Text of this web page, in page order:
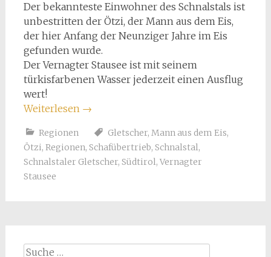
Der bekannteste Einwohner des Schnalstals ist
unbestritten der Ötzi, der Mann aus dem Eis,
der hier Anfang der Neunziger Jahre im Eis
gefunden wurde.
Der Vernagter Stausee ist mit seinem
türkisfarbenen Wasser jederzeit einen Ausflug
wert!
Weiterlesen →
Regionen Gletscher, Mann aus dem Eis,
Ötzi, Regionen, Schafübertrieb, Schnalstal,
Schnalstaler Gletscher, Südtirol, Vernagter
Stausee
Suche